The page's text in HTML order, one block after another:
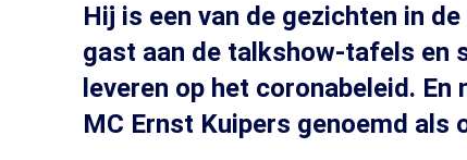
Hij is een van de gezichten in
gast aan de talkshow-tafels en
leveren op het coronabeleid.
MC Ernst Kuipers genoemd als